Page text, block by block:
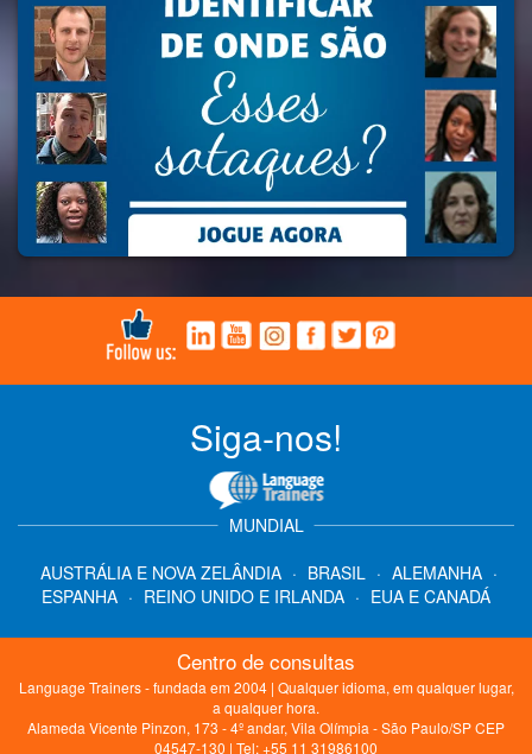
Siga-nos!
MUNDIAL
AUSTRÁLIA E NOVA ZELÂNDIA · BRASIL · ALEMANHA ·
ESPANHA · REINO UNIDO E IRLANDA · EUA E CANADÁ
Centro de consultas
Language Trainers - fundada em 2004 | Qualquer idioma, em qualquer lugar,
a qualquer hora.
Alameda Vicente Pinzon, 173 - 4º andar, Vila Olímpia - São Paulo/SP CEP
04547-130 | Tel: +55 11 31986100